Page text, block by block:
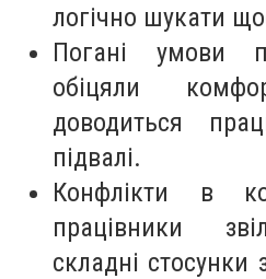
логічно шукати
Погані умови
обіцяли
доводиться
підвалі.
Конфлікти в
працівники
складні стосунки